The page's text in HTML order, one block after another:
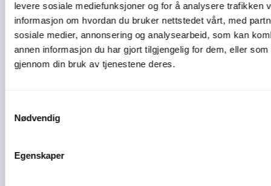
levere sosiale mediefunksjoner og for å analysere trafikken
informasjon om hvordan du bruker nettstedet vårt, med
sosiale medier, annonsering og analysearbeid, som kan
annen informasjon du har gjort tilgjengelig for dem, eller
gjennom din bruk av tjenestene deres.
Nødvendig
Egenskaper
04-08-26